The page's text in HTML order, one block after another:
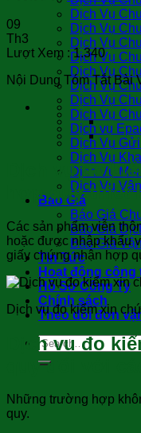
Dịch Vụ
Dịch Vụ
Dịch Vụ
Dịch Vụ
Dịch Vụ
Dịch Vụ
Dịch Vụ
Dịch Vụ
Dịch vụ
Dịch Vụ
Dịch Vụ
Dịch Vụ
Dịch Vụ
Báo Giá
Báo Giá
Báo Giá
Báo Giá
Tin Tức
Hoạt động công
Hồ Sơ Công Ty
Chính sách
Theo dõi đơn
09
Th3
Lượt Xem : 1.340
Nội Dung Tóm Tắt Bài
Dịch vụ đo
hợp quy thiết
Các sản phẩm viễn
hoặc được nhập khẩu
giấy chứng nhận hợp
Dịch vụ đo kiểm xin
Dịch vụ đo
quy đối với
Những trường hợp
quy.